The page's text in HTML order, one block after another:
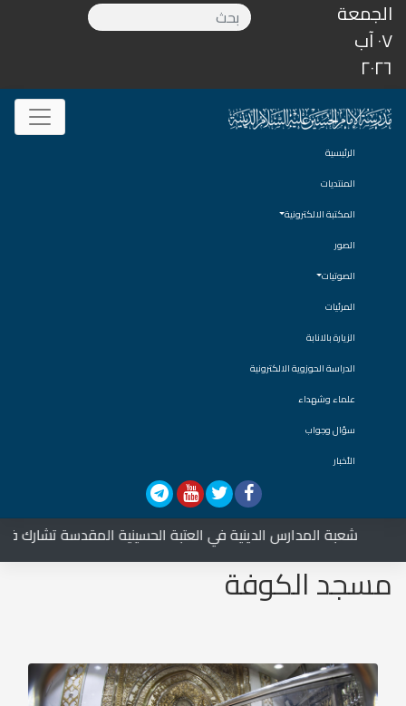
الجمعة
٠٧ آب
٢٠٢٦
الرئيسية
المنتديات
المكتبة الالكترونية
الصور
الصوتيات
المرئيات
الزيارة بالانابة
الدراسة الحوزوية الالكترونية
علماء وشهداء
سؤال وجواب
الأخبار
المدارس الدينية في العتبة الحسينية المقدسة تشارك في العزاء
مسجد الكوفة